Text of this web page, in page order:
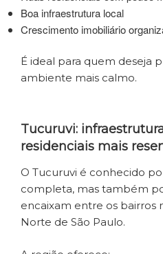
Boa infraestrutura local
Crescimento imobiliário
É ideal para quem deseja
ambiente mais calmo.
Tucuruvi:
residenciais mais
O Tucuruvi é conhecido
completa, mas também
encaixam entre os bairros
Norte de São Paulo.